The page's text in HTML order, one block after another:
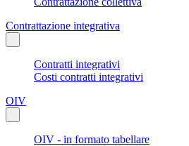
Contrattazione integrativa
Contratti integrativi
Costi contratti integrativi
OIV
OIV - in formato tabellare